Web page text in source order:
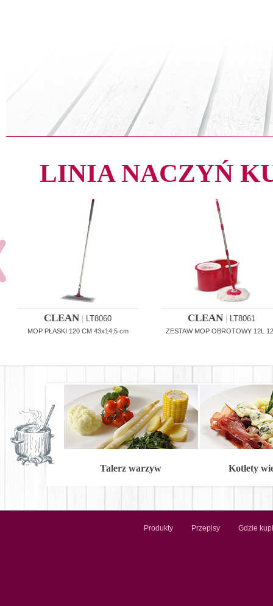
LINIA NACZYŃ
CLEAN LT8060
MOP PŁASKI 120 CM 43x14,5 cm
CLEAN LT8061
ZESTAW MOP OBROTOWY 12L
Talerz warzyw Kotlety
Produkty Przepisy Gdzie